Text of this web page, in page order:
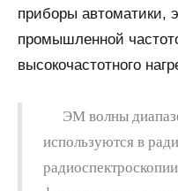
приборы автоматики,
промышленной
высокочастотного
ЭМ волны
используются в